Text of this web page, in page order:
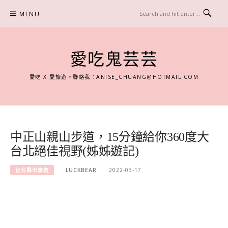
content
MENU
愛吃鬼芸芸
愛吃 X 愛旅遊。聯絡我：ANISE_CHUANG@HOTMAIL.COM
中正山親山步道，15分鐘給你360度大
台北絕佳視野(姊姊遊記)
台北縣市旅遊 LUCKBEAR 2022-03-17